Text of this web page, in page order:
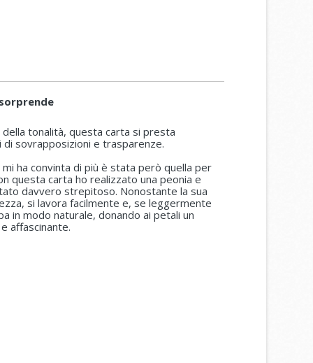
tonalità, questa carta si presta
di sovrapposizioni e trasparenze.
mi ha convinta di più è stata però quella per
questa carta ho realizzato una peonia e
davvero strepitoso. Nonostante la sua
si lavora facilmente e, se leggermente
in modo naturale, donando ai petali un
affascinante.